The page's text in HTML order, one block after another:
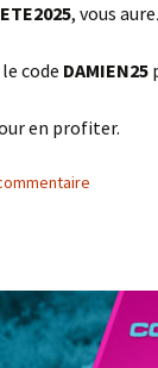
ETE2025, vous
code DAMIEN25
en profiter.